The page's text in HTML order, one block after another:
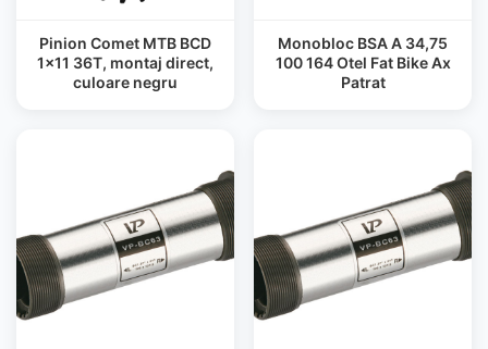
Pinion Comet MTB BCD
1x11 36T, montaj direct,
culoare negru
Monobloc BSA A 34,75
100 164 Otel Fat Bike Ax
Patrat